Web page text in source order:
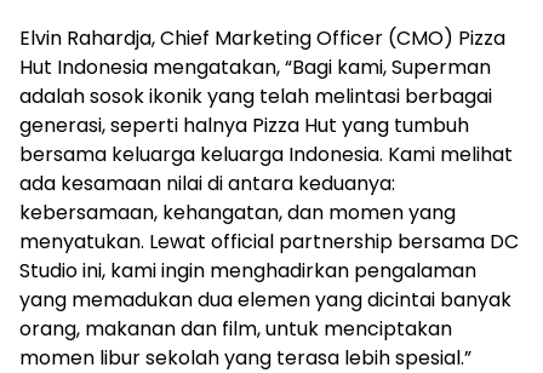
Elvin Rahardja, Chief Marketing Officer (CMO) Pizza
Hut Indonesia mengatakan, “Bagi kami, Superman
adalah sosok ikonik yang telah melintasi berbagai
generasi, seperti halnya Pizza Hut yang tumbuh
bersama keluarga keluarga Indonesia. Kami melihat
ada kesamaan nilai di antara keduanya:
kebersamaan, kehangatan, dan momen yang
menyatukan. Lewat official partnership bersama DC
Studio ini, kami ingin menghadirkan pengalaman
yang memadukan dua elemen yang dicintai banyak
orang, makanan dan film, untuk menciptakan
momen libur sekolah yang terasa lebih spesial.”